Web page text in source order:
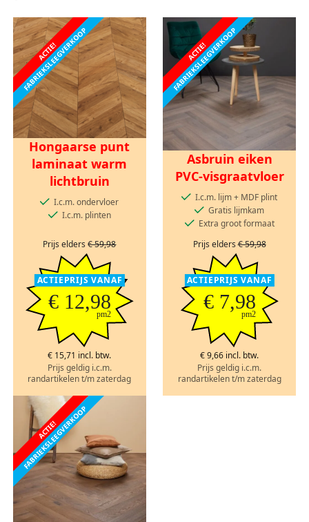
ACTIE!
FABRIEKSLEEGVERKOOP
Hongaarse punt
laminaat warm
lichtbruin
I.c.m. ondervloer
I.c.m. plinten
Prijs elders€ 59,98
ACTIEPRIJS VANAF
€ 12,98
pm2
€ 15,71 incl. btw.
Prijs geldig i.c.m.
randartikelen t/m zaterdag
ACTIE!
FABRIEKSLEEGVERKOOP
Asbruin eiken
PVC-visgraatvloer
I.c.m. lijm + MDF plint
Gratis lijmkam
Extra groot formaat
Prijs elders€ 59,98
ACTIEPRIJS VANAF
€ 7,98
pm2
€ 9,66 incl. btw.
Prijs geldig i.c.m.
randartikelen t/m zaterdag
ACTIE!
FABRIEKSLEEGVERKOOP